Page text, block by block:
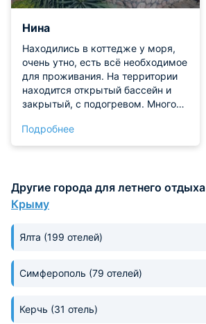
Нина
Находились в коттедже у моря,
очень утно, есть всё необходимое
для проживания. На территории
находится открытый бассейн и
закрытый, с подогревом. Много
отдыха впечатлили. Есть ресторан
с очень вкусной и приемлемой по
всегда готов помочь.
Подробнее
Другие города для летнего отдыха
Крыму
Ялта (199 отелей)
Симферополь (79 отелей)
Керчь (31 отель)